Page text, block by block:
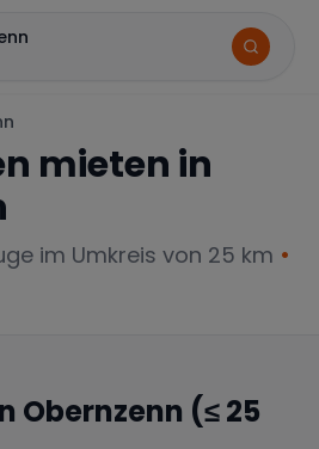
mieten in
im Umkreis von 25 km •
Obernzenn (≤ 25